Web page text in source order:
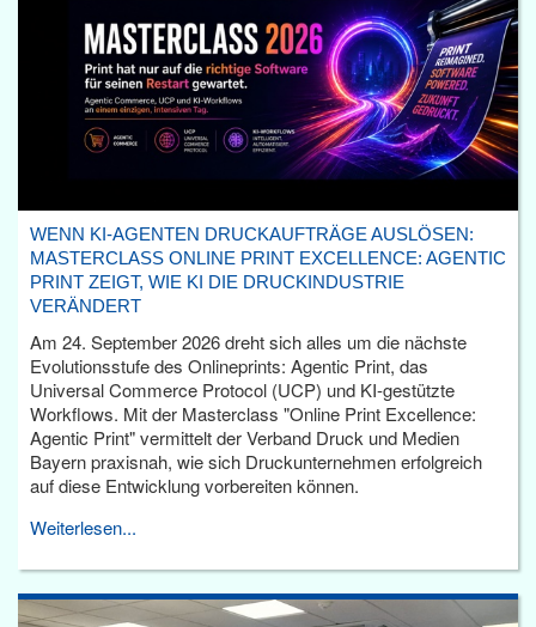
WENN KI-AGENTEN DRUCKAUFTRÄGE AUSLÖSEN:
MASTERCLASS ONLINE PRINT EXCELLENCE: AGENTIC
PRINT ZEIGT, WIE KI DIE DRUCKINDUSTRIE
VERÄNDERT
Am 24. September 2026 dreht sich alles um die nächste
Evolutionsstufe des Onlineprints: Agentic Print, das
Universal Commerce Protocol (UCP) und KI-gestützte
Workflows. Mit der Masterclass "Online Print Excellence:
Agentic Print" vermittelt der Verband Druck und Medien
Bayern praxisnah, wie sich Druckunternehmen erfolgreich
auf diese Entwicklung vorbereiten können.
Weiterlesen...